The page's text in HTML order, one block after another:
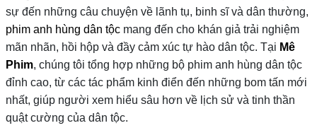
sự đến những câu chuyện về lãnh tụ, binh sĩ và dân thường,
phim anh hùng dân tộc mang đến cho khán giả trải nghiệm
mãn nhãn, hồi hộp và đầy cảm xúc tự hào dân tộc. Tại Mê
Phim, chúng tôi tổng hợp những bộ phim anh hùng dân tộc
đỉnh cao, từ các tác phẩm kinh điển đến những bom tấn mới
nhất, giúp người xem hiểu sâu hơn về lịch sử và tinh thần
quật cường của dân tộc.